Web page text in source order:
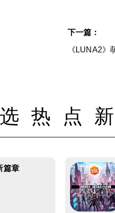
下一篇：
《LUNA2》
热点
篇章